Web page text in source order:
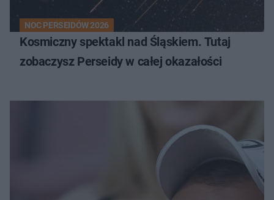
NOC PERSEIDÓW 2026
Kosmiczny spektakl nad Śląskiem. Tutaj
zobaczysz Perseidy w całej okazałości